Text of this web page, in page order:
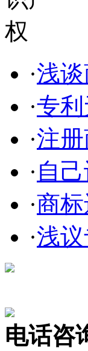
·浅
·专
·注
· 自
·商
·浅
电话咨